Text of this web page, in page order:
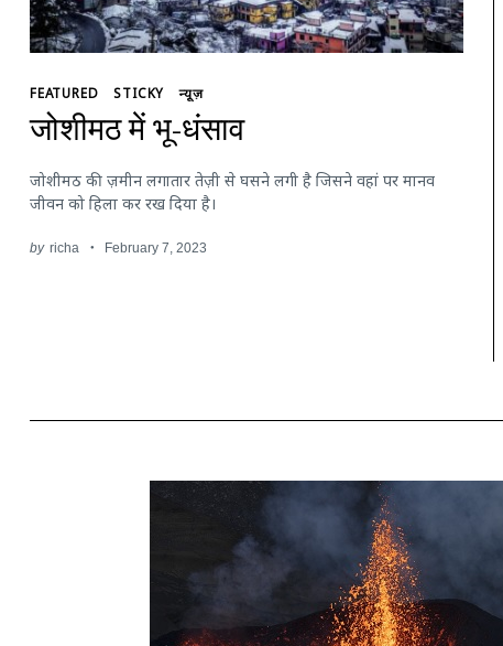
FEATURED STICKY न्यूज़
जोशीमठ में भू-धंसाव
जोशीमठ की ज़मीन लगातार तेज़ी से घसने लगी है जिसने वहां पर मानव
जीवन को हिला कर रख दिया है।
by richa February 7, 2023